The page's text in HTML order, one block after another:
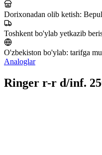
Dorixonadan olib ketish: Bepul
Toshkent bo'ylab yetkazib
O'zbekiston bo'ylab: tarifga
Analoglar
Ringer r-r d/inf.